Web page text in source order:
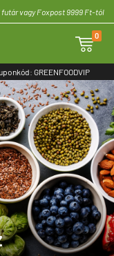
futár vagy Foxpost 9999 Ft-tól

0
GREENFOODVIP